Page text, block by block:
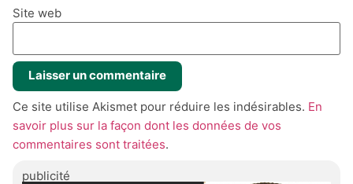
Site web
Ce site utilise Akismet pour réduire les indésirables. En
savoir plus sur la façon dont les données de vos
commentaires sont traitées.
publicité